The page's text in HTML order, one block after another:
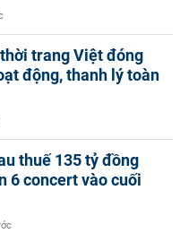
trang Việt đóng
động, thanh lý toàn
thuế 135 tỷ đồng
6 concert vào cuối